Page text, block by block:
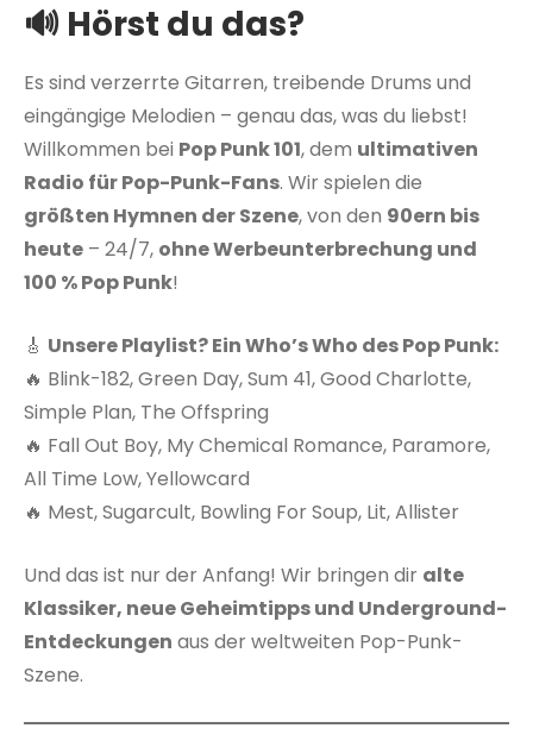
🔊 Hörst du das?
Es sind verzerrte Gitarren, treibende Drums und
eingängige Melodien – genau das, was du liebst!
Willkommen bei Pop Punk 101, dem ultimativen
Radio für Pop-Punk-Fans. Wir spielen die
größten Hymnen der Szene, von den 90ern bis
heute – 24/7, ohne Werbeunterbrechung und
100 % Pop Punk!
🎸 Unsere Playlist? Ein Who’s Who des Pop Punk:
🔥 Blink-182, Green Day, Sum 41, Good Charlotte,
Simple Plan, The Offspring
🔥 Fall Out Boy, My Chemical Romance, Paramore,
All Time Low, Yellowcard
🔥 Mest, Sugarcult, Bowling For Soup, Lit, Allister
Und das ist nur der Anfang! Wir bringen dir alte
Klassiker, neue Geheimtipps und Underground-
Entdeckungen aus der weltweiten Pop-Punk-
Szene.